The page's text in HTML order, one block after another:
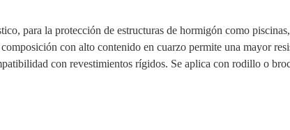
para la protección de estructuras de hormigón como
con alto contenido en cuarzo permite una mayor
con revestimientos rígidos. Se aplica con rodillo o